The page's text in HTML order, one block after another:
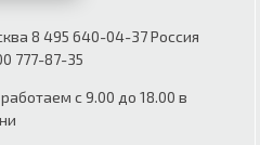
8 495 640-04-37 Россия
777-87-35
с 9.00 до 18.00 в